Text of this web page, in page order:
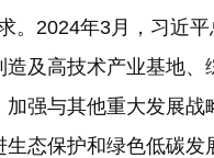
。2024年3月，习近
及高技术产业基地
强与其他重大发展
态保护和绿色低碳